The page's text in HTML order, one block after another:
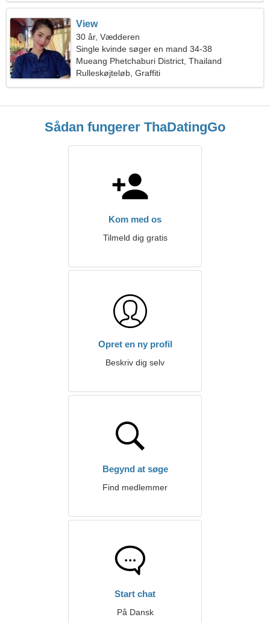
View
30 år, Vædderen
Single kvinde søger en mand 34-38
Mueang Phetchaburi District, Thailand
Rulleskøjteløb, Graffiti
Sådan fungerer ThaDatingGo
Kom med os
Tilmeld dig gratis
Opret en ny profil
Beskriv dig selv
Begynd at søge
Find medlemmer
Start chat
På Dansk